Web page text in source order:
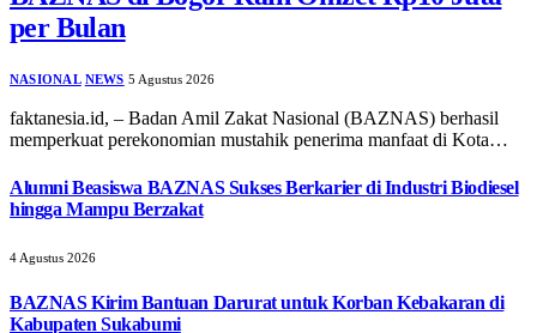
per Bulan
NASIONAL NEWS 5 Agustus 2026
faktanesia.id, – ​Badan Amil Zakat Nasional (BAZNAS) berhasil
memperkuat perekonomian mustahik penerima manfaat di Kota…
Alumni Beasiswa BAZNAS Sukses Berkarier di Industri Biodiesel
hingga Mampu Berzakat
4 Agustus 2026
BAZNAS Kirim Bantuan Darurat untuk Korban Kebakaran di
Kabupaten Sukabumi